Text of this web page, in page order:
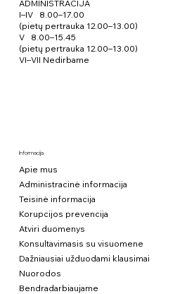
ADMINISTRACIJA
I–IV 8.00–17.00
(pietų pertrauka 12.00–13.00)
V 8.00–15.45
(pietų pertrauka 12.00–13.00)
VI–VII Nedirbame
Informacija
Apie mus
Administracinė informacija
Teisinė informacija
Korupcijos prevencija
Atviri duomenys
Konsultavimasis su visuomene
Dažniausiai užduodami klausimai
Nuorodos
Bendradarbiaujame